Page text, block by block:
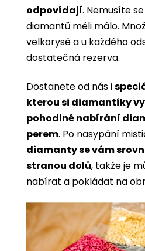
odpovídají. Nemusíte
diamantů měli málo.
velkorysé a u každého
dostatečná rezerva.
Dostanete od nás i
kterou si diamantíky
pohodlné nabírání
perem. Po nasypání
diamanty se vám
stranou dolů, takže je
nabírat a pokládat na